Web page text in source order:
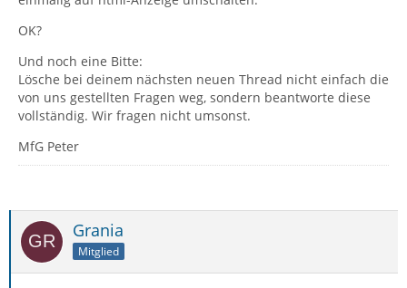
OK?
Und noch eine Bitte:
Lösche bei deinem nächsten neuen Thread nicht einfach die
von uns gestellten Fragen weg, sondern beantworte diese
vollständig. Wir fragen nicht umsonst.
MfG Peter
Grania
Mitglied